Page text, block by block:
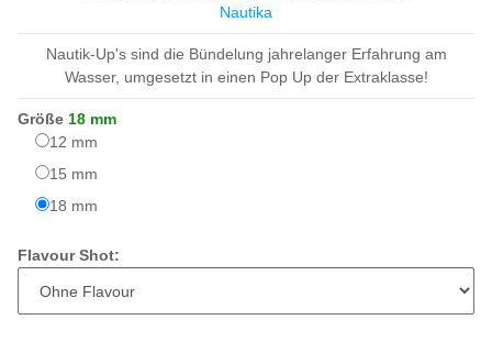
Nautika
Nautik-Up's sind die Bündelung jahrelanger Erfahrung am
Wasser, umgesetzt in einen Pop Up der Extraklasse!
Größe 18 mm
12 mm
15 mm
18 mm
Flavour Shot: